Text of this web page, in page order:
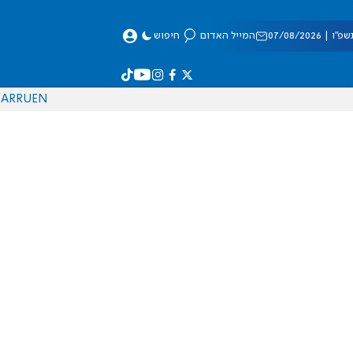
08/2026 המייל האדום חיפוש
EN
RU
AR